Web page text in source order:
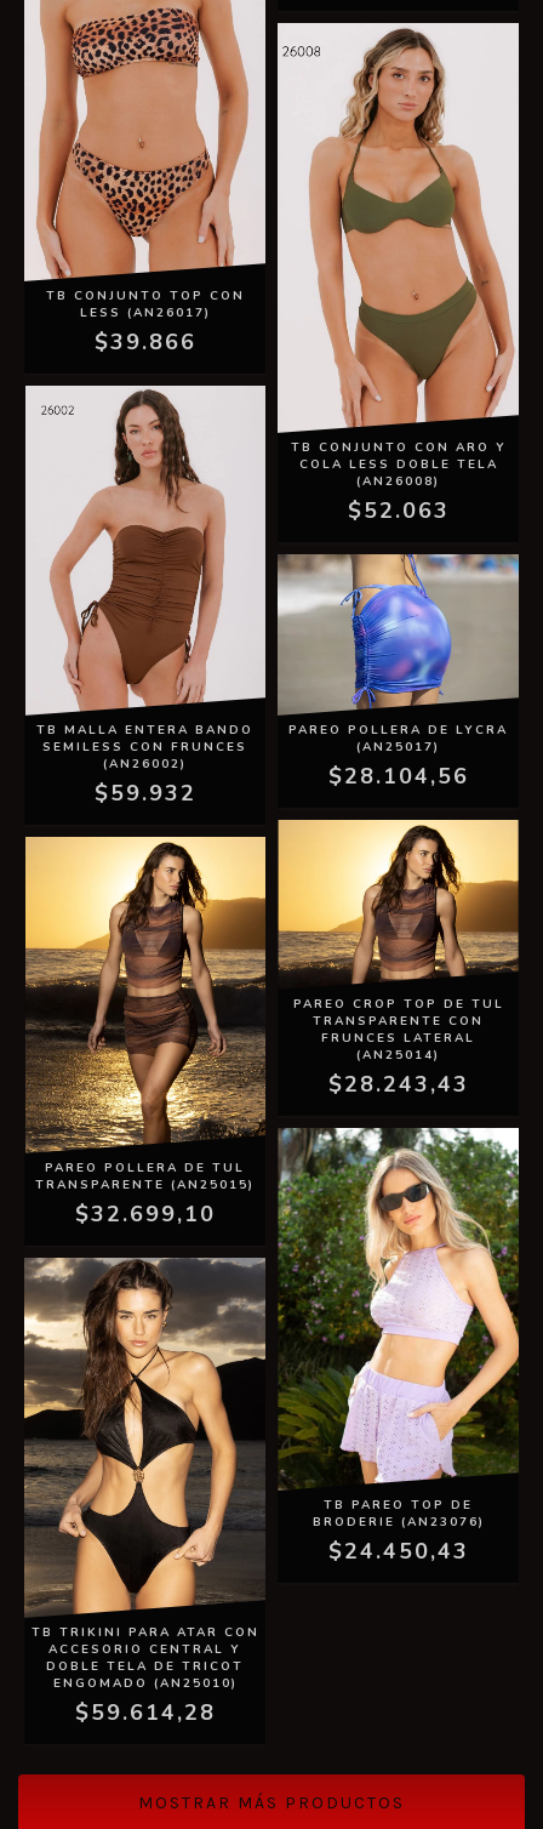
TB CONJUNTO TOP CON
LESS (AN26017)
$39.866
TB CONJUNTO CON ARO Y
COLA LESS DOBLE TELA
(AN26008)
$52.063
TB MALLA ENTERA BANDO
SEMILESS CON FRUNCES
(AN26002)
$59.932
PAREO POLLERA DE LYCRA
(AN25017)
$28.104,56
PAREO POLLERA DE TUL
TRANSPARENTE (AN25015)
$32.699,10
PAREO CROP TOP DE TUL
TRANSPARENTE CON
FRUNCES LATERAL
(AN25014)
$28.243,43
TB TRIKINI PARA ATAR CON
ACCESORIO CENTRAL Y
DOBLE TELA DE TRICOT
ENGOMADO (AN25010)
$59.614,28
TB PAREO TOP DE
BRODERIE (AN23076)
$24.450,43
MOSTRAR MÁS PRODUCTOS